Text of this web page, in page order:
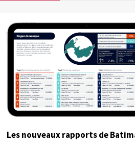
Les nouveaux rapports de